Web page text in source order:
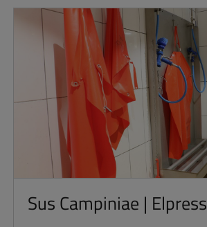
Sus Campiniae | Elpress